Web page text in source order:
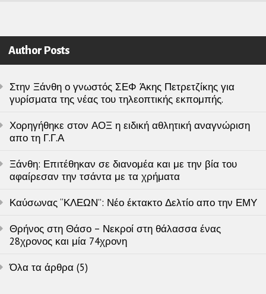
Author Posts
Στην Ξάνθη ο γνωστός ΣΕΦ Άκης Πετρετζίκης για
γυρίσματα της νέας του τηλεοπτικής εκπομπής.
Χορηγήθηκε στον ΑΟΞ η ειδική αθλητική αναγνώριση
απο τη Γ.Γ.Α
Ξάνθη: Επιτέθηκαν σε διανομέα και με την βία του
αφαίρεσαν την τσάντα με τα χρήματα
Καύσωνας “ΚΛΕΩΝ”: Νέο έκτακτο Δελτίο απο την ΕΜΥ
Θρήνος στη Θάσο – Νεκροί στη θάλασσα ένας
28χρονος και μία 74χρονη
Όλα τα άρθρα (5)